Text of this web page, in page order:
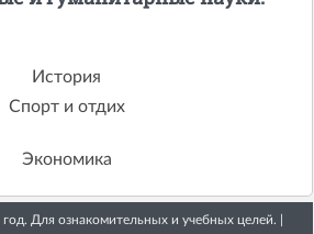
История
Спорт и отдих
Экономика
Для ознакомительных и учебных целей. |